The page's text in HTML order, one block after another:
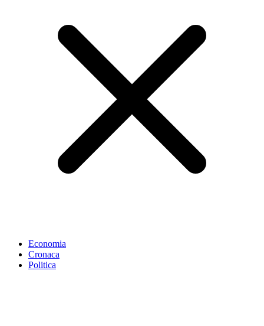
Economia
Cronaca
Politica